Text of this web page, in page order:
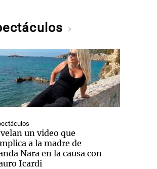
un video que
a la madre de
Nara en la causa con
Icardi